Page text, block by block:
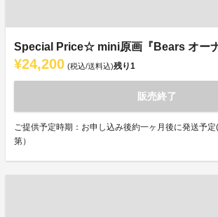
Special Price☆ mini原画『Bears オーナ
¥24,200 (税込/送料込)残り1
販売終了
ご提供予定時期：お申し込み後約一ヶ月後に発送予
第）